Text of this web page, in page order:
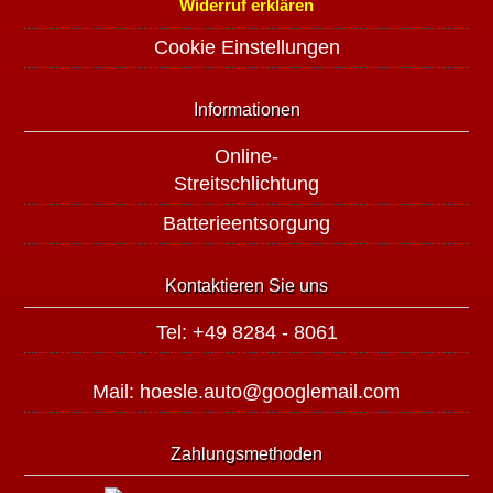
Widerruf erklären
Cookie Einstellungen
Informationen
Online-
Streitschlichtung
Batterieentsorgung
Kontaktieren Sie uns
Tel: +49 8284 - 8061
Mail: hoesle.auto@googlemail.com
Zahlungsmethoden